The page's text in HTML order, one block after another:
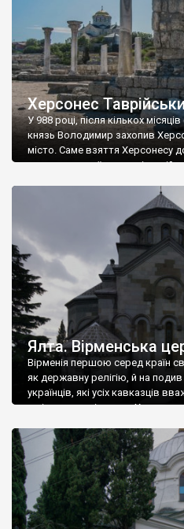
Херсонес
У 988 році, після кількох
князь Володимир захопив
місто. Саме взяття Херсонесу
диктувати свої умови
Херсонесі Володимир-язичник,
А потім було Хрещення Русі. На
Ялта. Вірменська
Вірменія першою серед країн
як державну релігію, й на подив
українців, які усіх кавказців
є відданими вірянами Христа